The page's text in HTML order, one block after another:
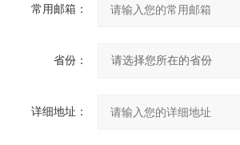
常用邮箱：
省份：
详细地址：